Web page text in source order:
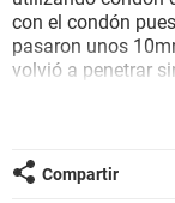
con el condón
pasaron unos
volvió a penetrar
vino puesto que
es ¿creen que
porque leí que si
podría haber
Compartir